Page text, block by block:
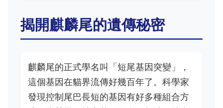
揭開麒麟尾的遺傳秘密
麒麟尾的正式學名叫「短尾基因突變」，
這個基因在貓界流傳好幾百年了。科學家
發現控制尾巴長短的基因有好多種組合方